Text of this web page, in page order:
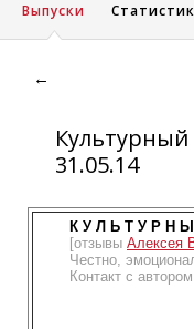
Выпуски
←
31.05.14
К У Л Ь Т У Р Н
[отзывы Алексея
Честно,
Контакт с